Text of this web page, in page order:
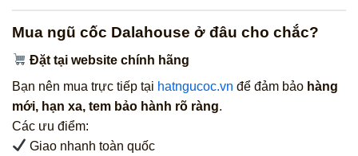
Mua ngũ cốc Dalahouse ở đâu cho chắc?
Đặt tại website chính hãng
Bạn nên mua trực tiếp tại hatngucoc.vn để đảm bảo hàng
mới, hạn xa, tem bảo hành rõ ràng.
Các ưu điểm:
Giao nhanh toàn quốc